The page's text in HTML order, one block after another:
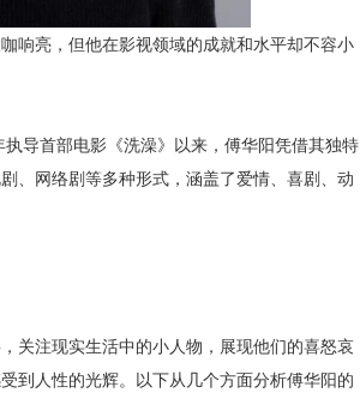
响亮，但他在影视领域的成就和水平却不容小
导首部电影《洗澡》以来，傅华阳凭借其独特
、网络剧等多种形式，涵盖了爱情、喜剧、动
关注现实生活中的小人物，展现他们的喜怒哀
到人性的光辉。以下从几个方面分析傅华阳的